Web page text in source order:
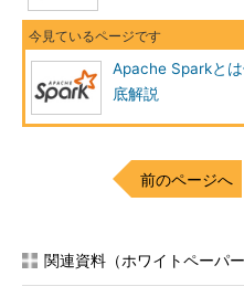
Apache Sparkと
底解説
前のページへ
関連資料（ホワイトペーパー